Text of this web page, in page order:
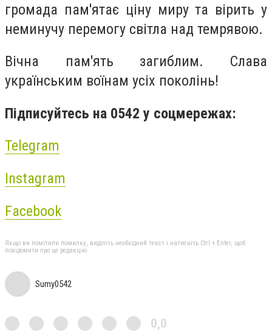
громада пам'ятає ціну миру та вірить у
неминучу перемогу світла над темрявою.
Вічна пам'ять загиблим. Слава
українським воїнам усіх поколінь!
Підписуйтесь на 0542 у соцмережах:
Telegram
Instagram
Facebook
Якщо ви помітили помилку, виділіть необхідний текст і натисніть Ctrl + Enter, щоб
повідомити про це редакцію
Sumy0542
0,0